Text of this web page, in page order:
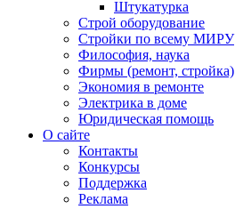
Штукатурка
Строй оборудование
Стройки по всему МИРУ
Философия, наука
Фирмы (ремонт, стройка)
Экономия в ремонте
Электрика в доме
Юридическая помощь
О сайте
Контакты
Конкурсы
Поддержка
Реклама